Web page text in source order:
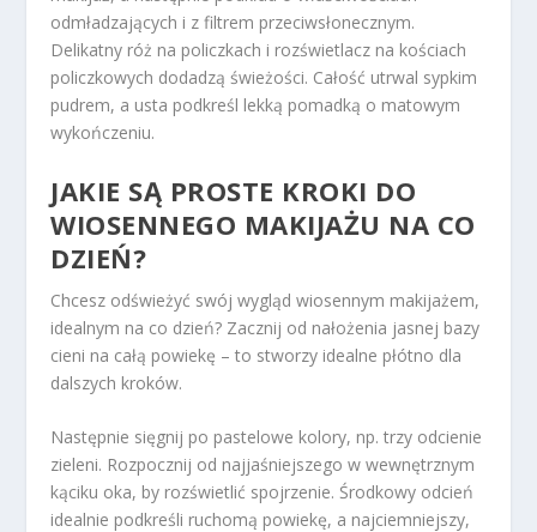
odmładzających i z filtrem przeciwsłonecznym.
Delikatny róż na policzkach i rozświetlacz na kościach
policzkowych dodadzą świeżości. Całość utrwal sypkim
pudrem, a usta podkreśl lekką pomadką o matowym
wykończeniu.
JAKIE SĄ PROSTE KROKI DO
WIOSENNEGO MAKIJAŻU NA CO
DZIEŃ?
Chcesz odświeżyć swój wygląd wiosennym makijażem,
idealnym na co dzień? Zacznij od nałożenia jasnej bazy
cieni na całą powiekę – to stworzy idealne płótno dla
dalszych kroków.
Następnie sięgnij po pastelowe kolory, np. trzy odcienie
zieleni. Rozpocznij od najjaśniejszego w wewnętrznym
kąciku oka, by rozświetlić spojrzenie. Środkowy odcień
idealnie podkreśli ruchomą powiekę, a najciemniejszy,